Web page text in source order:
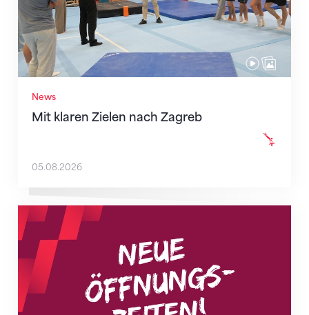
News
Mit klaren Zielen nach Zagreb
05.08.2026
Neue Empfangszeiten ab 1. August 2026